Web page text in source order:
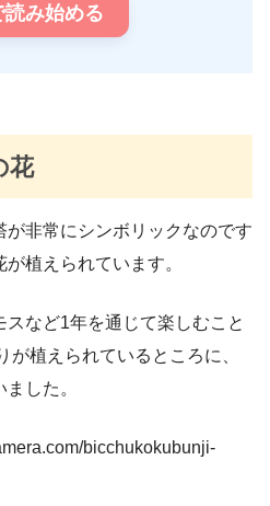
読み始める
花
が非常にシンボリックなのです
植えられています。
など1年を通じて楽しむこと
が植えられているところに、
した。
bicchukokubunji-